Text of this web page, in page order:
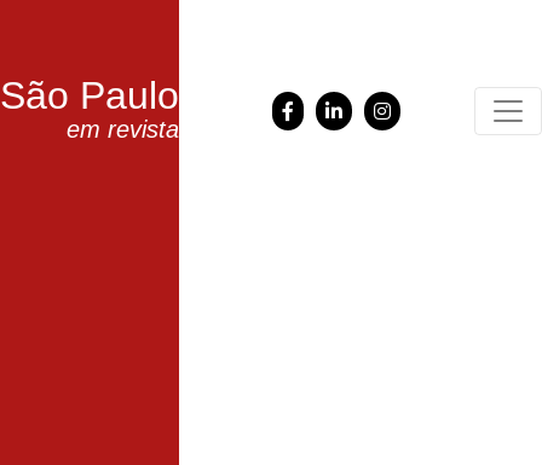
São Paulo
em revista